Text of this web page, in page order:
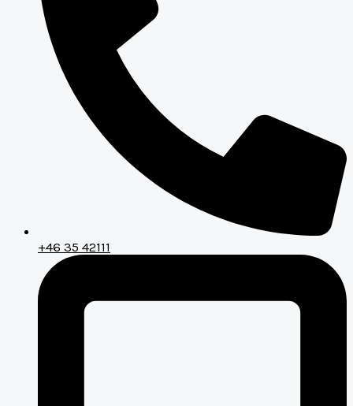
+46 35 42111